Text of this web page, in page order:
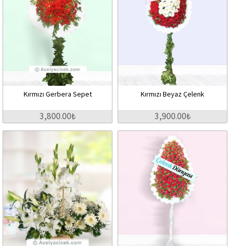
Kırmızı Gerbera Sepet
3,800.00₺
Kırmızı Beyaz Çelenk
3,900.00₺